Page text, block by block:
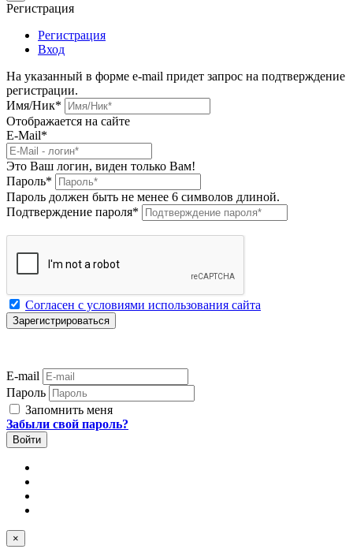
Регистрация
Регистрация
Вход
На указанный в форме e-mail придет запрос на подтверждение
регистрации.
Имя/Ник*
Отображается на сайте
E-Mail*
Это Ваш логин, виден только Вам!
Пароль*
Пароль должен быть не менее 6 символов длиной.
Подтверждение пароля*
Согласен с условиями использования сайта
E-mail
Пароль
Запомнить меня
Забыли свой пароль?
×